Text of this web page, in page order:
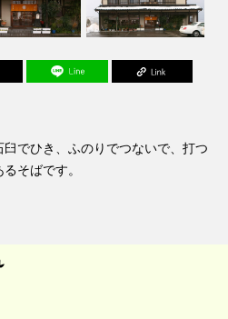
でひき、ふのりでつないで、打つ
そばです。